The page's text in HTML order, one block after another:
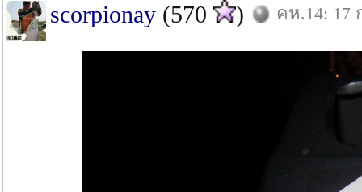
scorpionay (570 ) คห.14: 17